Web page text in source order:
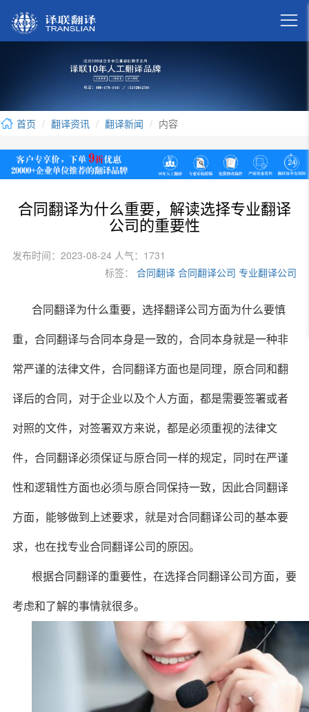

首页 翻译资讯 翻译新闻 内容
合同翻译为什么重要，解读选择专业翻译
公司的重要性
发布时间：2023-08-24 人气：1731
标签：
合同翻译 合同翻译公司 专业翻译公司
合同翻译为什么重要，选择翻译公司方面为什么要慎
重，合同翻译与合同本身是一致的，合同本身就是一种非
常严谨的法律文件，合同翻译方面也是同理，原合同和翻
译后的合同，对于企业以及个人方面，都是需要签署或者
对照的文件，对签署双方来说，都是必须重视的法律文
件，合同翻译必须保证与原合同一样的规定，同时在严谨
性和逻辑性方面也必须与原合同保持一致，因此合同翻译
方面，能够做到上述要求，就是对合同翻译公司的基本要
求，也在找专业合同翻译公司的原因。
根据合同翻译的重要性，在选择合同翻译公司方面，要
考虑和了解的事情就很多。